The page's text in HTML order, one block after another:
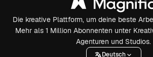
Die kreative Plattform, um deine beste
Mehr als 1 Million Abonnenten unter
Agenturen und Studios.
Deutsch